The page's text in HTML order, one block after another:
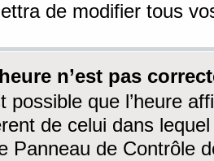
de modifier tous
n’est pas
possible que l’heure
de celui dans
Panneau de Contrôle